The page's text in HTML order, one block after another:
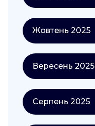
Жовтень 2025
Вересень 2025
Серпень 2025